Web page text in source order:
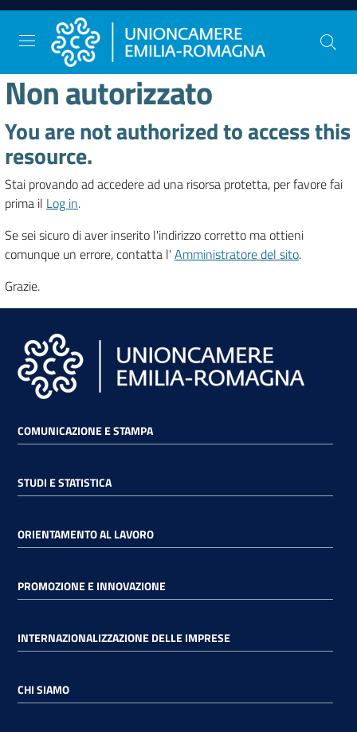
Vai al contenuto
Vai alla navigazione
Vai al footer
Comunicazione
e
Stampa
Studi
e
Statistica
Orientamento
al
lavoro
Promozione
Internazionalizzazione
delle
Chi
siamo
Non autorizzato
You are not authorized to access this
resource.
Stai provando ad accedere ad una risorsa protetta, per favore fai
prima il Log in.
Se sei sicuro di aver inserito l'indirizzo corretto ma ottieni
comunque un errore, contatta l' Amministratore del sito.
Grazie.
COMUNICAZIONE E STAMPA
STUDI E STATISTICA
ORIENTAMENTO AL LAVORO
PROMOZIONE E INNOVAZIONE
INTERNAZIONALIZZAZIONE DELLE IMPRESE
CHI SIAMO